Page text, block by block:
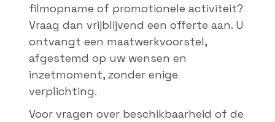
filmopname of promotionele activiteit?
Vraag dan vrijblijvend een offerte aan. U
ontvangt een maatwerkvoorstel,
afgestemd op uw wensen en
inzetmoment, zonder enige
verplichting.
Voor vragen over beschikbaarheid of de